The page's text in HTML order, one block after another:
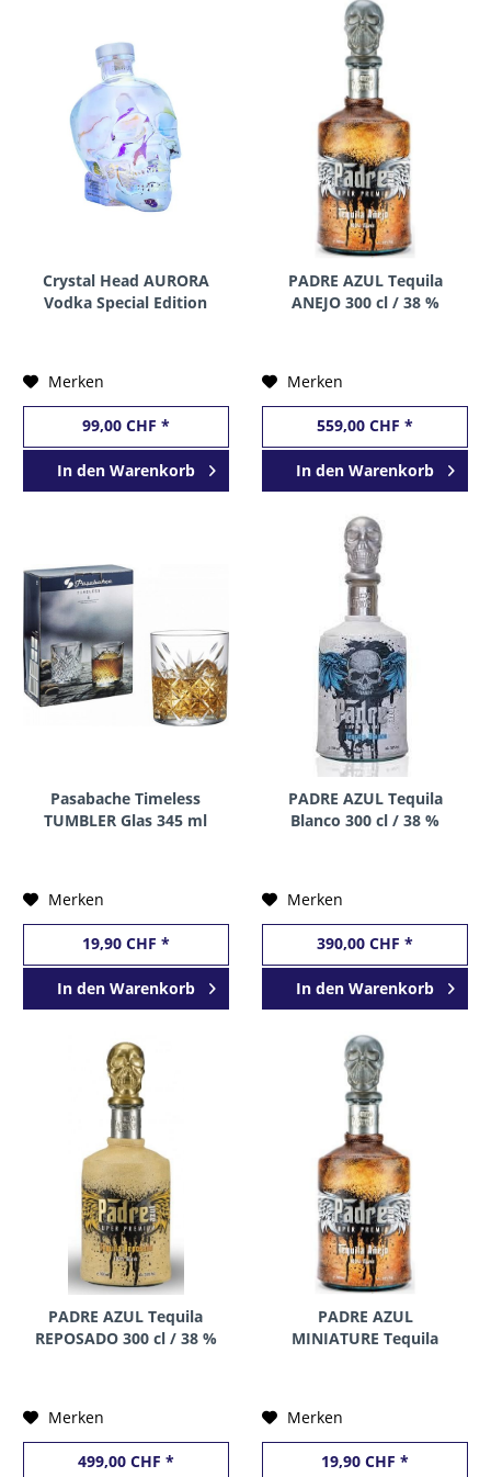
Crystal Head AURORA
Vodka Special Edition
Merken
99,00 CHF *
In den Warenkorb
PADRE AZUL Tequila
ANEJO 300 cl / 38 %
Merken
559,00 CHF *
In den Warenkorb
Pasabache Timeless
TUMBLER Glas 345 ml
Merken
19,90 CHF *
In den Warenkorb
PADRE AZUL Tequila
Blanco 300 cl / 38 %
Merken
390,00 CHF *
In den Warenkorb
PADRE AZUL Tequila
REPOSADO 300 cl / 38 %
Merken
499,00 CHF *
PADRE AZUL
MINIATURE Tequila
Merken
19,90 CHF *